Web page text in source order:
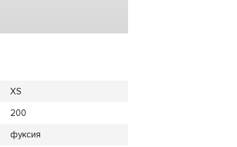
XS
200
фуксия